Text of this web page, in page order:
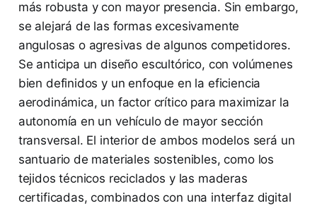
más robusta y con mayor presencia. Sin embargo,
se alejará de las formas excesivamente
angulosas o agresivas de algunos competidores.
Se anticipa un diseño escultórico, con volúmenes
bien definidos y un enfoque en la eficiencia
aerodinámica, un factor crítico para maximizar la
autonomía en un vehículo de mayor sección
transversal. El interior de ambos modelos será un
santuario de materiales sostenibles, como los
tejidos técnicos reciclados y las maderas
certificadas, combinados con una interfaz digital